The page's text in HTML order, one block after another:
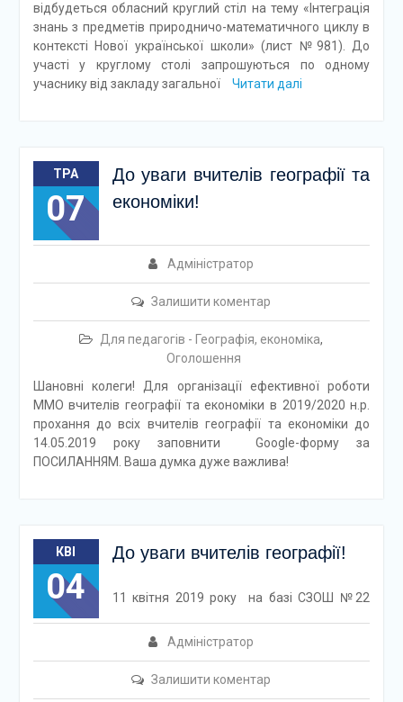
відбудеться обласний круглий стіл на тему «Інтеграція
знань з предметів природничо-математичного циклу в
контексті Нової української школи» (лист №981). До
участі у круглому столі запрошуються по одному
учаснику від закладу загальної
Читати далі
ТРА
07
До уваги вчителів географії та
економіки!
Адміністратор
Залишити коментар
Для педагогів - Географія, економіка,
Оголошення
Шановні колеги! Для організації ефективної роботи
ММО вчителів географії та економіки в 2019/2020 н.р.
прохання до всіх вчителів географії та економіки до
14.05.2019 року заповнити Google-форму за
ПОСИЛАННЯМ. Ваша думка дуже важлива!
КВІ
04
До уваги вчителів географії!
Адміністратор
Залишити коментар
11 квітня 2019 року на базі СЗОШ №22